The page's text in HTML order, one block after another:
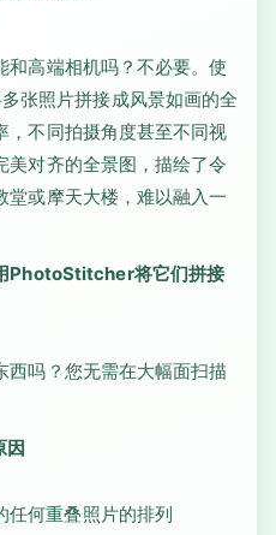
和高端相机吗？不必要。使
张照片拼接成风景如画的全
，不同拍摄角度甚至不同视
美对齐的全景图，描绘了令
堂或摩天大楼，难以融入一
PhotoStitcher将它们拼接
西吗？您无需在大幅面扫描
因
任何重叠照片的排列